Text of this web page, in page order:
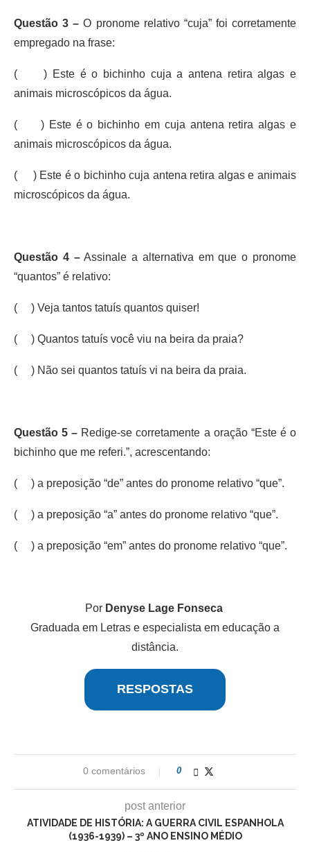
Questão 3 – O pronome relativo “cuja” foi corretamente
empregado na frase:
( ) Este é o bichinho cuja a antena retira algas e
animais microscópicos da água.
( ) Este é o bichinho em cuja antena retira algas e
animais microscópicos da água.
( ) Este é o bichinho cuja antena retira algas e animais
microscópicos da água.
Questão 4 –Assinale a alternativa em que o pronome
“quantos” é relativo:
( ) Veja tantos tatuís quantos quiser!
( ) Quantos tatuís você viu na beira da praia?
( ) Não sei quantos tatuís vi na beira da praia.
Questão 5 – Redige-se corretamente a oração “Este é o
bichinho que me referi.”, acrescentando:
( ) a preposição “de” antes do pronome relativo “que”.
( ) a preposição “a” antes do pronome relativo “que”.
( ) a preposição “em” antes do pronome relativo “que”.
Por Denyse Lage Fonseca
Graduada em Letras e especialista em educação a
distância.
RESPOSTAS
0 comentários 0
post anterior
ATIVIDADE DE HISTÓRIA: A GUERRA CIVIL ESPANHOLA
(1936-1939) – 3º ANO ENSINO MÉDIO